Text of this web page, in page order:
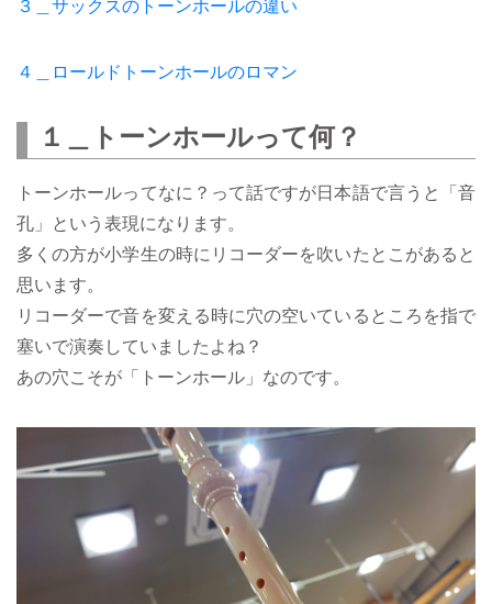
３＿サックスのトーンホールの違い
４＿ロールドトーンホールのロマン
１＿トーンホールって何？
トーンホールってなに？って話ですが日本語で言うと「音
孔」という表現になります。
多くの方が小学生の時にリコーダーを吹いたとこがあると
思います。
リコーダーで音を変える時に穴の空いているところを指で
塞いで演奏していましたよね？
あの穴こそが「トーンホール」なのです。